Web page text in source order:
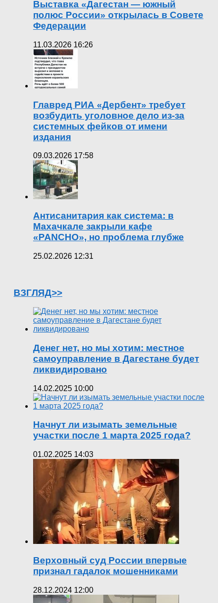
Выставка «Дагестан — южный
полюс России» открылась в Совете
Федерации
11.03.2026 16:26
Главред РИА «Дербент» требует
возбудить уголовное дело из-за
системных фейков от имени
издания
09.03.2026 17:58
Антисанитария как система: в
Махачкале закрыли кафе
«PANCHO», но проблема глубже
25.02.2026 12:31
ВЗГЛЯД>>
Денег нет, но мы хотим: местное
самоуправление в Дагестане будет
ликвидировано
14.02.2025 10:00
Начнут ли изымать земельные
участки после 1 марта 2025 года?
01.02.2025 14:03
Верховный суд России впервые
признал гадалок мошенниками
28.12.2024 12:00